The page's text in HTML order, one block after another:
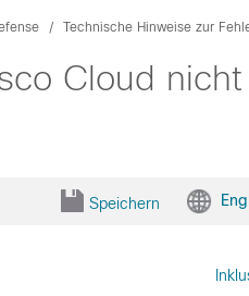
Technische Hinweise zur
Cloud
Speichern